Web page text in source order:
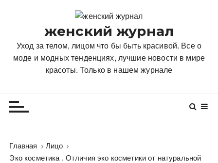
женский журнал
Уход за телом, лицом что бы быть красивой. Все о
моде и модных тенденциях, лучшие новости в мире
красоты. Только в нашем журнале
Главная
Лицо
Эко косметика . Отличия эко косметики от натуральной